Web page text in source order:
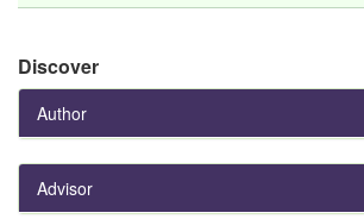
Discover
Author
Advisor